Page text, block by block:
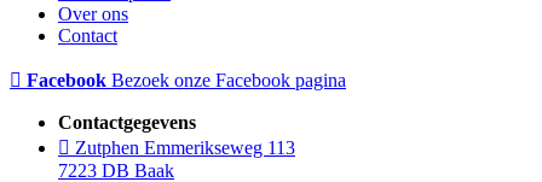
Over ons
Contact
Facebook Bezoek onze Facebook pagina
Contactgegevens
Zutphen Emmerikseweg 113
7223 DB Baak